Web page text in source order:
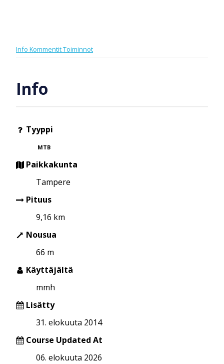
Info KommentitToiminnot
Info
Tyyppi
MTB
Paikkakunta
Tampere
Pituus
9,16 km
Nousua
66 m
Käyttäjältä
mmh
Lisätty
31. elokuuta 2014
Course Updated At
06. elokuuta 2026